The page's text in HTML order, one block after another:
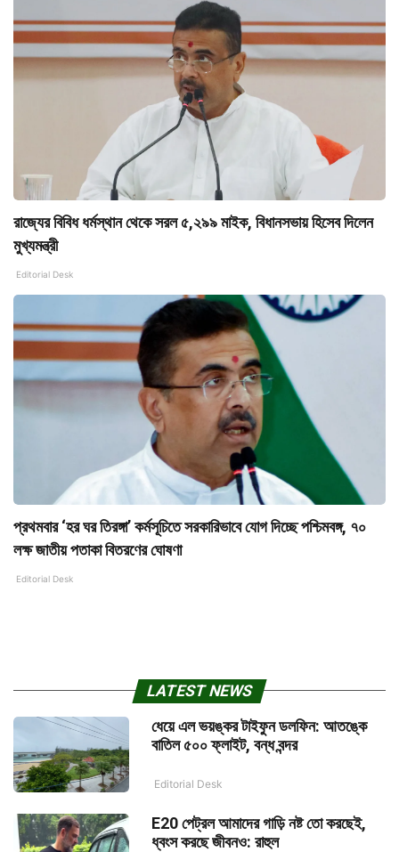
রাজ্যের বিবিধ ধর্মস্থান থেকে সরল ৫,২৯৯ মাইক, বিধানসভায় হিসেব দিলেন
মুখ্যমন্ত্রী
Editorial Desk
প্রথমবার ‘হর ঘর তিরঙ্গা’ কর্মসূচিতে সরকারিভাবে যোগ দিচ্ছে পশ্চিমবঙ্গ, ৭০
লক্ষ জাতীয় পতাকা বিতরণের ঘোষণা
Editorial Desk
LATEST NEWS
ধেয়ে এল ভয়ঙ্কর টাইফুন ডলফিন: আতঙ্কে
বাতিল ৫০০ ফ্লাইট, বন্ধ বন্দর
Editorial Desk
E20 পেট্রল আমাদের গাড়ি নষ্ট তো করছেই,
ধ্বংস করছে জীবনও: রাহুল